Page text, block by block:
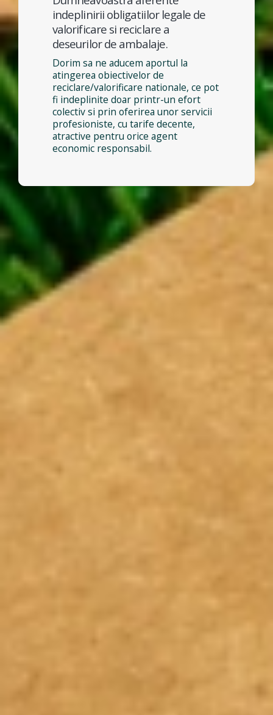
indeplinirii obligatiilor legale de
valorificare si reciclare a
deseurilor de ambalaje.
Dorim sa ne aducem aportul la
atingerea obiectivelor de
reciclare/valorificare nationale, ce pot
fi indeplinite doar printr-un efort
colectiv si prin oferirea unor servicii
profesioniste, cu tarife decente,
atractive pentru orice agent
economic responsabil.